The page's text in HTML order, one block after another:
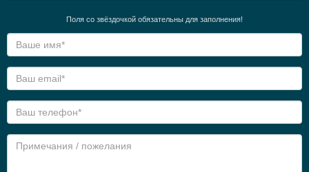
Поля со звёздочкой обязательны для заполнения!